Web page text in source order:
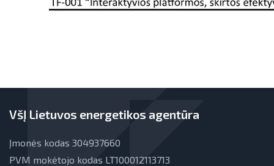
VšĮ Lietuvos energetikos agentūra
Įmonės kodas 304937660
PVM mokėtojo kodas LT100012113713